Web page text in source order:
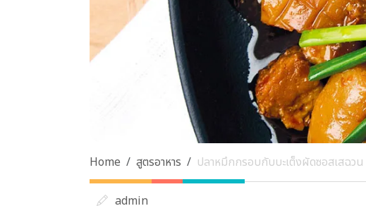
Home สูตรอาหาร ปลาหมึกกรอบกับบะเต็งผัดซอสเสฉวน
admin